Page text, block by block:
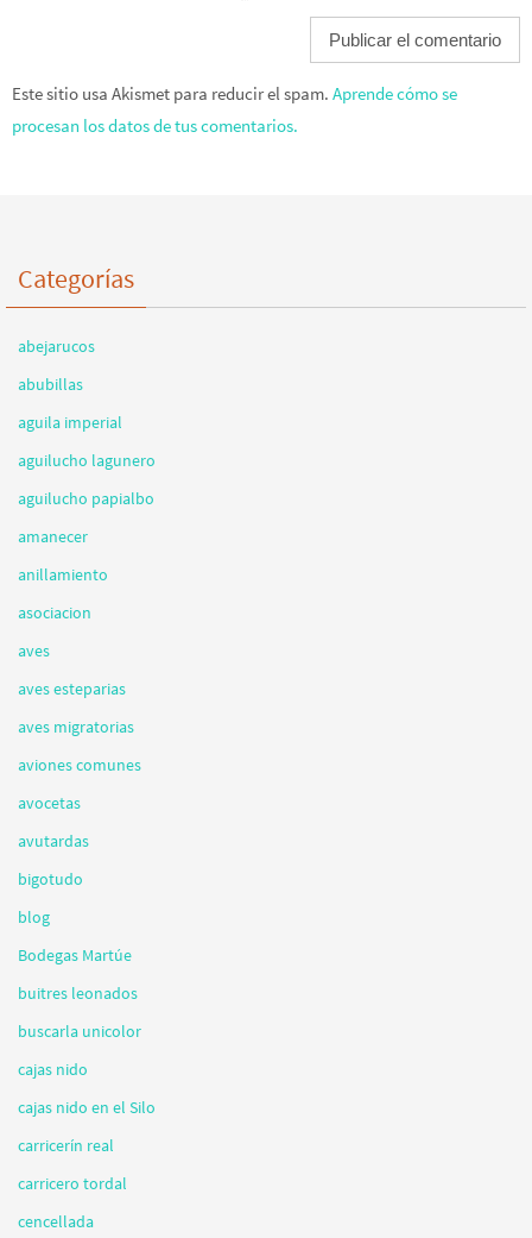
Este sitio usa Akismet para reducir el spam. Aprende cómo se
procesan los datos de tus comentarios.
Categorías
abejarucos
abubillas
aguila imperial
aguilucho lagunero
aguilucho papialbo
amanecer
anillamiento
asociacion
aves
aves esteparias
aves migratorias
aviones comunes
avocetas
avutardas
bigotudo
blog
Bodegas Martúe
buitres leonados
buscarla unicolor
cajas nido
cajas nido en el Silo
carricerín real
carricero tordal
cencellada